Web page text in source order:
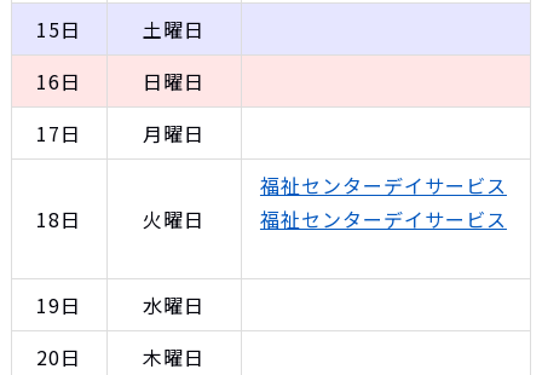
15日
土曜日
16日
日曜日
17日
月曜日
18日 火曜日
福祉センターデイサービス
福祉センターデイサービス
19日
水曜日
20日
木曜日